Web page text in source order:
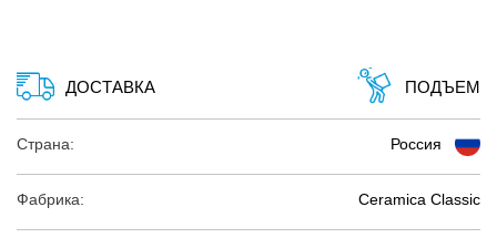
ДОСТАВКА ПОДЪЕМ
Страна: Россия
Фабрика: Ceramica Classic